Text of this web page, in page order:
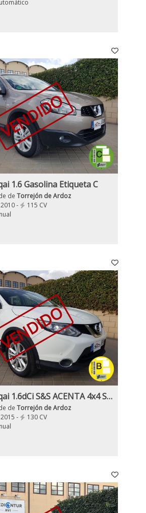
1.6 Gasolina Etiqueta C
de Torrejón de Ardoz
2010 -
115 CV
Nissan Qashqai 1.6dCi S&S ACENTA 4x4 Sensores Aparc 130Cv
de Torrejón de Ardoz
2015 -
130 CV